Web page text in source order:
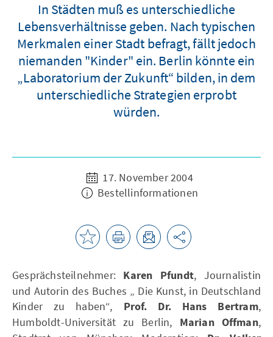
In Städten muß es unterschiedliche
Lebensverhältnisse geben. Nach typischen
Merkmalen einer Stadt befragt, fällt jedoch
niemanden "Kinder" ein. Berlin könnte ein
„Laboratorium der Zukunft“ bilden, in dem
unterschiedliche Strategien erprobt
würden.
17. November 2004
Bestellinformationen
Gesprächsteilnehmer: Karen Pfundt, Journalistin
und Autorin des Buches „ Die Kunst, in Deutschland
Kinder zu haben“, Prof. Dr. Hans Bertram,
Humboldt-Universität zu Berlin, Marian Offman,